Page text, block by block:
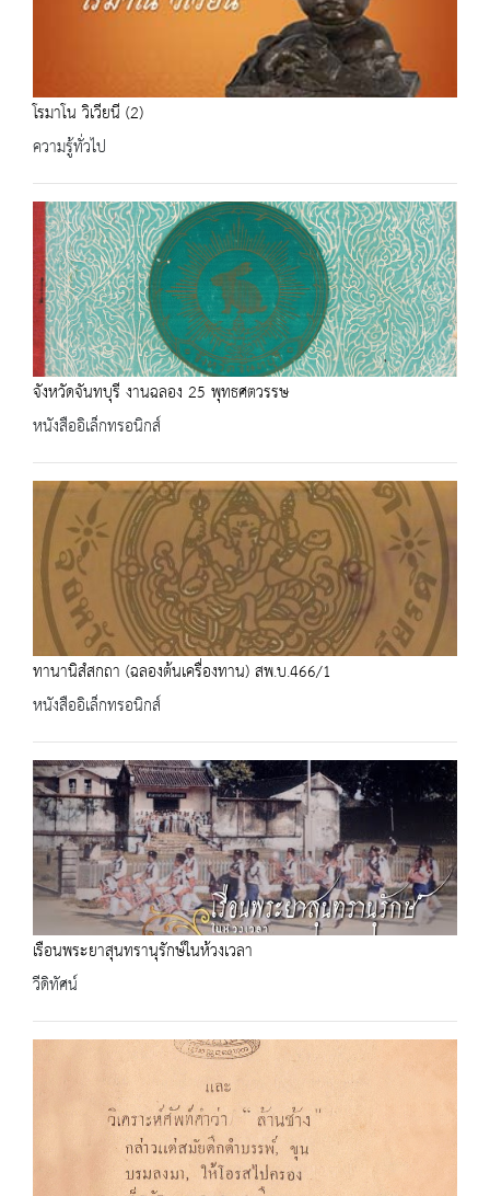
โรมาโน วิเวียนี (2)
ความรู้ทั่วไป
จังหวัดจันทบุรี งานฉลอง 25 พุทธศตวรรษ
หนังสืออิเล็กทรอนิกส์
ทานานิสํสกถา (ฉลองต้นเครื่องทาน) สพ.บ.466/1
หนังสืออิเล็กทรอนิกส์
เรือนพระยาสุนทรานุรักษ์ในห้วงเวลา
วีดิทัศน์